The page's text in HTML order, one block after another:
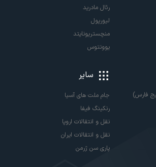
رئال مادرید
لیورپول
منچستریونایتد
یوونتوس
فارس)
سایر
جام ملت های آسیا
رنکینگ فیفا
نقل و انتقالات اروپا
نقل و انتقالات ایران
پاری سن ژرمن